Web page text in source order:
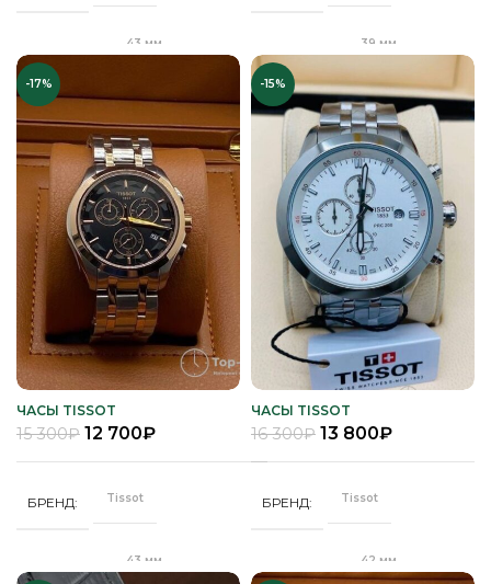
Сапфировое
ЦВЕТ БРАСЛЕТА
ЦВЕТ КОРПУСА Серебро
ЦИФЕРБЛАТ Черный
ЦВЕТ КОРПУСА
ЦВЕТ РЕМЕШКА Черный
ЦИФЕРБЛАТ Белый
43 мм
ЗАСТЕЖКА Клипса
КОРПУС
Качественная
часовая сталь
МЕХАНИЗМ Кварц
ПОКРЫТИЕ
Полное
защитное IPS
покрытие
ПОЛ Часы мужские
РЕМЕНЬ
39 мм
ЗАСТЕЖКА "Бабочка"
КОРПУС
Качественная
часовая сталь
МЕХАНИЗМ Кварц
ПОКРЫТИЕ
Полное
защитное IPS
покрытие
ПОЛ Унисекс,Часы
мужские
РЕМЕНЬ
Стальной
-17%
ЧАСЫ TISSOT
15 300₽ 12 700₽
БРЕНД Tissot
43 мм
-15%
ЧАСЫ TISSOT
16 300₽ 13 800₽
БРЕНД Tissot
42 мм